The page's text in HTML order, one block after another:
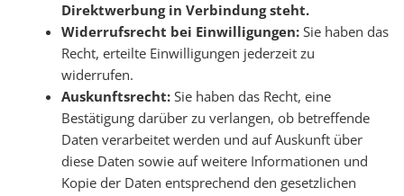
Direktwerbung in Verbindung steht.
Widerrufsrecht bei Einwilligungen: Sie haben das
Recht, erteilte Einwilligungen jederzeit zu
widerrufen.
Auskunftsrecht: Sie haben das Recht, eine
Bestätigung darüber zu verlangen, ob betreffende
Daten verarbeitet werden und auf Auskunft über
diese Daten sowie auf weitere Informationen und
Kopie der Daten entsprechend den gesetzlichen